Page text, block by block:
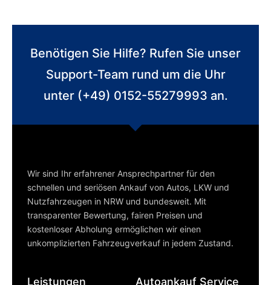
Benötigen Sie Hilfe? Rufen Sie unser
Support-Team rund um die Uhr
unter (+49) 0152-55279993 an.
Wir sind Ihr erfahrener Ansprechpartner für den
schnellen und seriösen Ankauf von Autos, LKW und
Nutzfahrzeugen in NRW und bundesweit. Mit
transparenter Bewertung, fairen Preisen und
kostenloser Abholung ermöglichen wir einen
unkomplizierten Fahrzeugverkauf in jedem Zustand.
Leistungen Autoankauf Service